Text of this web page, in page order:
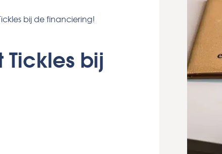
bij de financiering!
Tickles bij